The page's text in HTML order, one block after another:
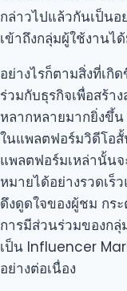
กล่าวไปแล้วกันเป็นอ
เข้าถึงกลุ่มผู้ใช้งานไ
อย่างไรก็ตามสิ่งที่เ
ร่วมกับธุรกิจเพื่อสร้า
หลากหลายมากยิ่งขึ้
ในแพลตฟอร์มวิดีโอสั้
แพลตฟอร์มเหล่านั้นจ
หมายได้อย่างรวดเร็
ดึงดูดใจของผู้ชม กร
การมีส่วนร่วมของกลุ่
เป็น Influencer
อย่างต่อเนื่อง